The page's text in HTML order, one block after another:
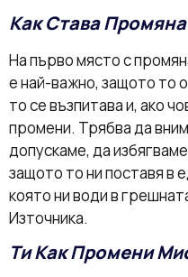
Как Става
На първо място с
е най-важно, защото то
то се възпитава и, ако
промени. Трябва да
допускаме, да
защото то ни поставя в
която ни води в
Източника.
Ти Как Промени